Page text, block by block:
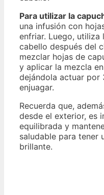
Para utilizar la
una infusión con
enfriar. Luego, utiliza
cabello después del
mezclar hojas de
y aplicar la mezcla
dejándola actuar por
enjuagar.
Recuerda que,
desde el exterior, es
equilibrada y
saludable para tener
brillante.